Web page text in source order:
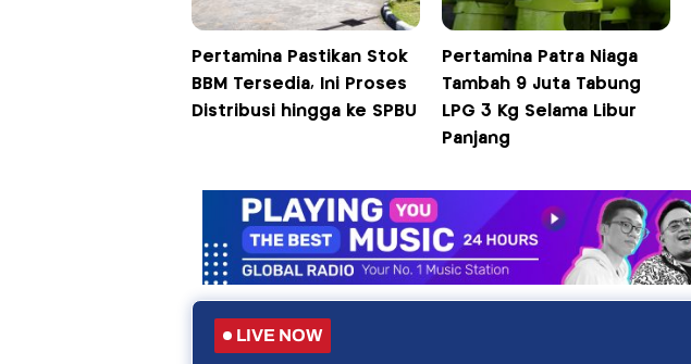
Pertamina Pastikan Stok
BBM Tersedia, Ini Proses
Distribusi hingga ke SPBU
Pertamina Patra Niaga
Tambah 9 Juta Tabung
LPG 3 Kg Selama Libur
Panjang
LIVE NOW